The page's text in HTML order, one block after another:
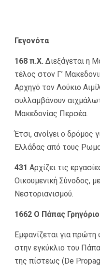
Γεγονότα
168 π.Χ. Διεξάγεται η
τέλος στον Γ’
Αρχηγό τον Λούκιο
συλλαμβάνουν
Μακεδονίας Περσέα.
Έτσι, ανοίγει ο δρόμος
Ελλάδας από τους
431 Αρχίζει τις
Οικουμενική Σύνοδος,
Νεστοριανισμού.
1662 Ο Πάπας
Εμφανίζεται για
στην εγκύκλιο του Πάπα
της πίστεως (De